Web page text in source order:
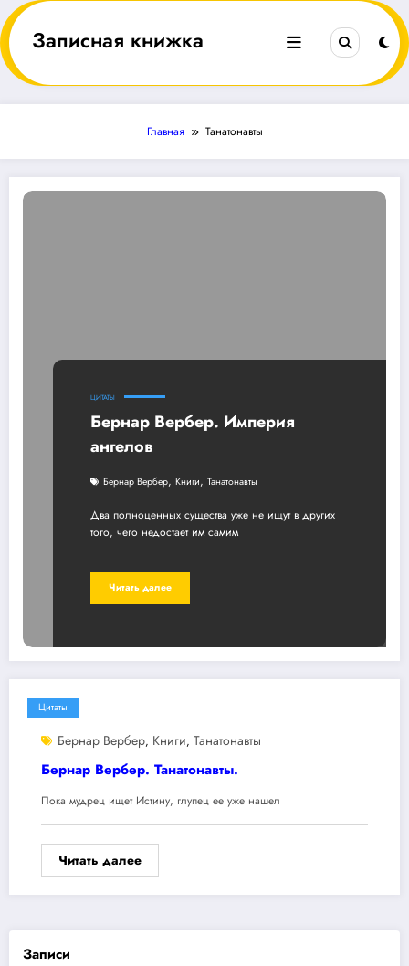
Перейти
к
содержимомуЗаписная книжка
Главная Танатонавты
ЦИТАТЫ
Бернар Вербер. Империя
ангелов
Бернар Вербер, Книги, Танатонавты
Два полноценных существа уже не ищут в других
того, чего недостает им самим
Читать далее
Цитаты
Бернар Вербер, Книги, Танатонавты
Бернар Вербер. Танатонавты.
Пока мудрец ищет Истину, глупец ее уже нашел
Читать далее
Записи